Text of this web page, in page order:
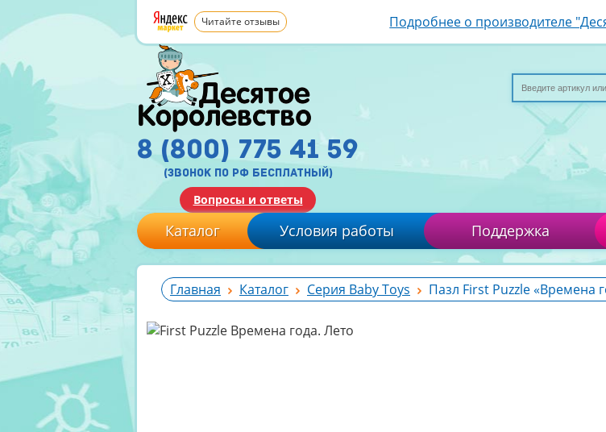
Читайте отзывы Подробнее о производителе
8 (800) 775 41 59
(звонок по рф бесплатный)
Вопросы и ответы
Каталог Условия работы Поддержка
Главная Каталог Серия Baby Toys Пазл First Puzzle «Времена